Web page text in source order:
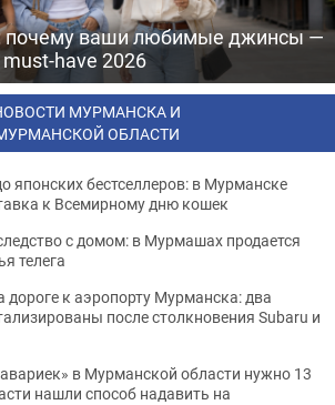
почему ваши любимые джинсы —
have 2026
МУРМАНСКА И
ОБЛАСТИ
японских бестселлеров: в Мурманске
к Всемирному дню кошек
с домом: в Мурмашах продается
телега
дороге к аэропорту Мурманска: два
после столкновения Subaru и
в Мурманской области нужно 13
нашли способ надавить на